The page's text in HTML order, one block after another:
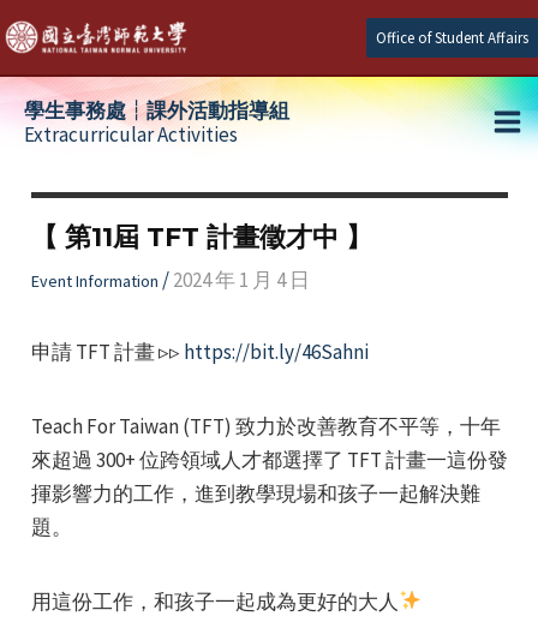
Skip
to
content
Office of Student Affairs
學生事務處┆課外活動指導組
Extracurricular Activities
【 第11屆 TFT 計畫徵才中 】
Event Information /2024 年 1 月 4 日
申請 TFT 計畫 ▹▹https://bit.ly/46Sahni
Teach For Taiwan (TFT) 致力於改善教育不平等，十年
來超過 300+ 位跨領域人才都選擇了 TFT 計畫一這份發
揮影響力的工作，進到教學現場和孩子一起解決難
題。
用這份工作，和孩子一起成為更好的大人